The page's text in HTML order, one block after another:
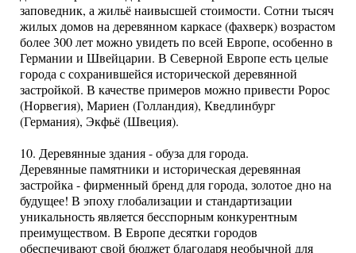
заповедник, а жильё наивысшей стоимости. Сотни тысяч
жилых домов на деревянном каркасе (фахверк) возрастом
более 300 лет можно увидеть по всей Европе, особенно в
Германии и Швейцарии. В Северной Европе есть целые
города с сохранившейся исторической деревянной
застройкой. В качестве примеров можно привести Ророс
(Норвегия), Мариен (Голландия), Кведлинбург
(Германия), Экфьё (Швеция).
10. Деревянные здания - обуза для города.
Деревянные памятники и историческая деревянная
застройка - фирменный бренд для города, золотое дно на
будущее! В эпоху глобализации и стандартизации
уникальность является бесспорным конкурентным
преимуществом. В Европе десятки городов
обеспечивают свой бюджет благодаря необычной для